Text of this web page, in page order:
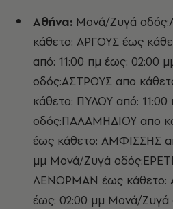
Αθήνα: Μονά/Ζυγά
κάθετο: ΑΡΓΟΥΣ έως
από: 11:00 πμ έως: 02:00
οδός:ΑΣΤΡΟΥΣ απο
κάθετο: ΠΥΛΟΥ από:
οδός:ΠΑΛΑΜΗΔΙΟΥ απο
έως κάθετο: ΑΜΦΙΣΣΗΣ
μμ Μονά/Ζυγά
ΛΕΝΟΡΜΑΝ έως κάθετο:
έως: 02:00 μμ Μονά/